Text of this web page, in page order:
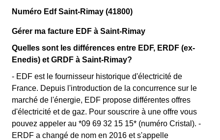
Numéro Edf Saint-Rimay (41800)
Gérer ma facture EDF à Saint-Rimay
Quelles sont les différences entre EDF, ERDF (ex-
Enedis) et GRDF à Saint-Rimay?
- EDF est le fournisseur historique d'électricité de
France. Depuis l'introduction de la concurrence sur le
marché de l'énergie, EDF propose différentes offres
d'électricité et de gaz. Pour souscrire à une offre vous
pouvez appeler au *09 69 32 15 15* (numéro Cristal). -
ERDF a changé de nom en 2016 et s'appelle